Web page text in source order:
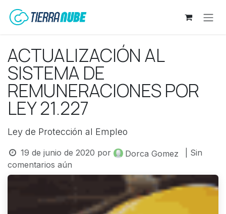
ACTUALIZACIÓN AL
SISTEMA DE
REMUNERACIONES POR
LEY 21.227
Ley de Protección al Empleo
19 de junio de 2020 por Dorca Gomez
| Sin
comentarios aún